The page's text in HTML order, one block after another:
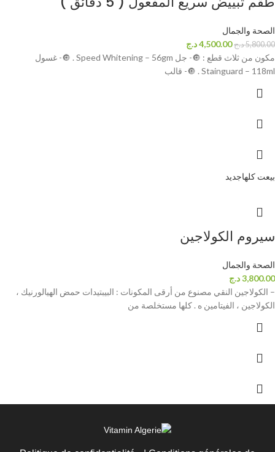
الصحة والجمال
5,800.00د.ج 4,500.00د.ج
مكون من ثلاث قطع : 🔘- جل Speed Whitening – 56gm . 🔘- غسول
Stainguard – 118ml . 🔘- قالب
بيعت كلهاجديد
سيروم الكولاجين
الصحة والجمال
3,800.00د.ج
– الكولاجين النقي مصنوع من أرقى المكونات : البيبتيدات حمض الهيالورنيك ،
الكولاجين ، الفيتامين ه . كلها مستخلصة من